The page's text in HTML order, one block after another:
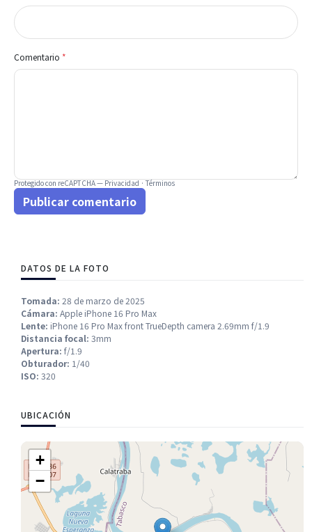
Comentario *
Protegido con reCAPTCHA —Privacidad·Términos
Publicar comentario
DATOS DE LA FOTO
Tomada: 28 de marzo de 2025
Cámara: Apple iPhone 16 Pro Max
Lente: iPhone 16 Pro Max front TrueDepth camera 2.69mm f/1.9
Distancia focal: 3mm
Apertura: f/1.9
Obturador: 1/40
ISO: 320
UBICACIÓN
+
−